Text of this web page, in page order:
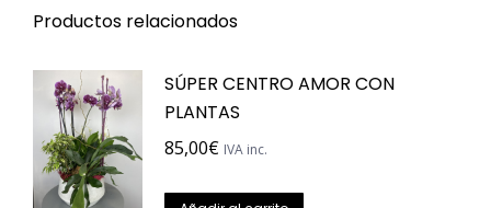
Productos relacionados
SÚPER CENTRO AMOR CON
PLANTAS
85,00€ IVA inc.